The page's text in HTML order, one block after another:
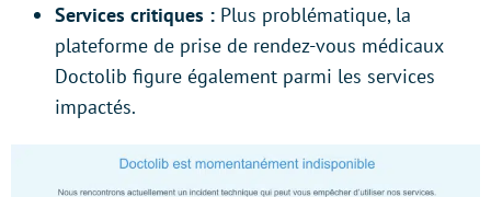
Services critiques : Plus problématique, la
plateforme de prise de rendez-vous médicaux
Doctolib figure également parmi les services
impactés.